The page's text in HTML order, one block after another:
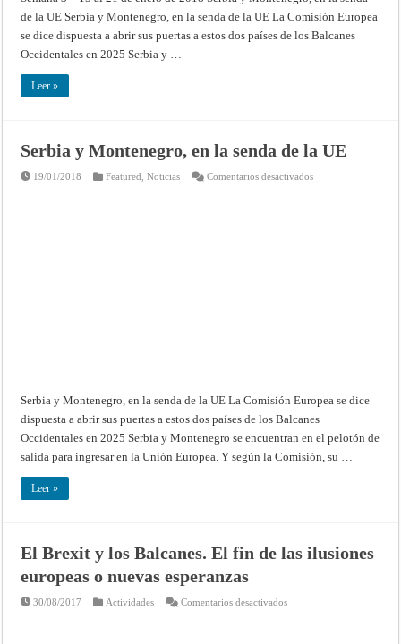
de la UE Serbia y Montenegro, en la senda de la UE La Comisión Europea
se dice dispuesta a abrir sus puertas a estos dos países de los Balcanes
Occidentales en 2025 Serbia y …
Leer »
Serbia y Montenegro, en la senda de la UE
19/01/2018 Featured,Noticias Comentarios desactivadosen
Serbia y Montenegro, en la senda de la UE La Comisión Europea se dice
dispuesta a abrir sus puertas a estos dos países de los Balcanes
Occidentales en 2025 Serbia y Montenegro se encuentran en el pelotón de
salida para ingresar en la Unión Europea. Y según la Comisión, su …
Leer »
El Brexit y los Balcanes. El fin de las ilusiones
europeas o nuevas esperanzas
30/08/2017 Actividades Comentarios desactivadosen